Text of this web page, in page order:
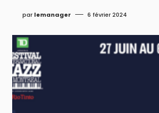
par lemanager 6 février 2024